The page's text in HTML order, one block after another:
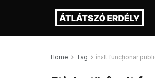
Home Tag înalt funcționar